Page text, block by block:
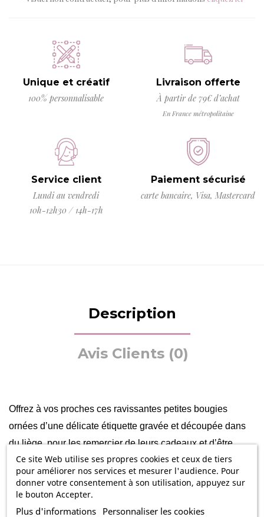
Ce site Web utilise ses propres cookies et ceux de tiers
pour améliorer nos services et mesurer l'audience. Pour
donner votre consentement à son utilisation, appuyez sur
le bouton Accepter.
Plus d'informations Personnaliser les cookies
Unique et créatif
100% personnalisable
Livraison offerte
À partir de 79€ d’achat
En France métropolitaine
Service client
Lundi au vendredi
10h-12h30 / 14h-17h
Paiement sécurisé
carte bancaire, Visa, Mastercard
Description
Avis Clients (0)
Offrez à vos proches ces ravissantes petites bougies
ornées d’une délicate étiquette gravée et découpée dans
du liège, pour les remercier de leurs cadeaux et d’être
venu à votre mariage. Vous pourrez aussi les utiliser en
guise de décoration sur vos tables.